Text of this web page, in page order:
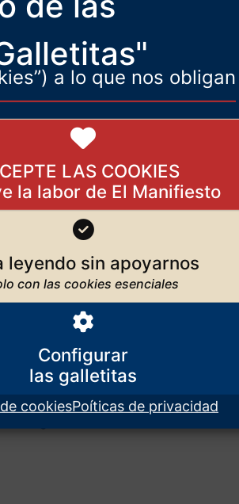
a lo que nos obligan
LAS COOKIES
leyendo sin apoyarnos
Configurar
cookiesPoíticas de privacidad
Seguir leyendo
de El Manifiesto
cada día en su correo
Subscribirme
Europa estará muerta en 20
años